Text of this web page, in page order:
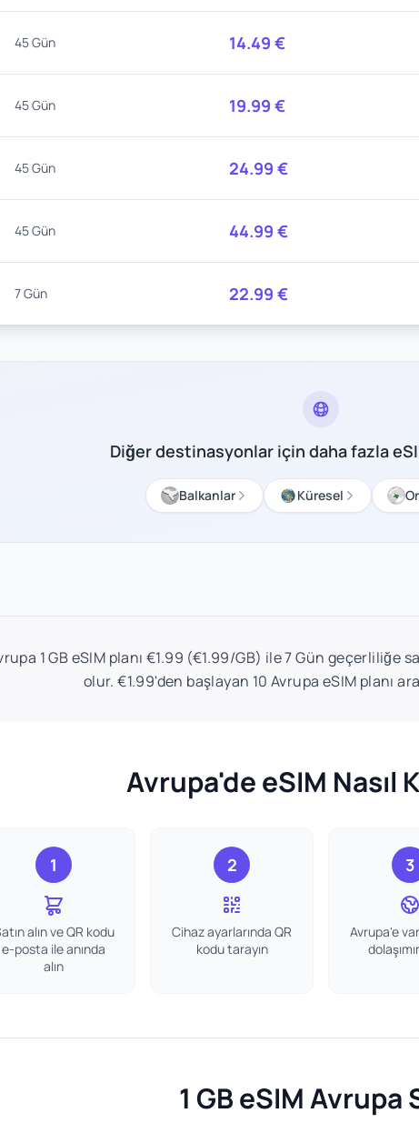
45 Gün 14.49 €
45 Gün 19.99 €
45 Gün 24.99 €
45 Gün 44.99 €
7 Gün 22.99 €
Diğer destinasyonlar için daha fazla
Balkanlar Küresel
1 GB eSIM planı €1.99 (€1.99/GB) ile 7 Gün geçerliliğe
olur. €1.99'den başlayan 10 Avrupa eSIM planı
Avrupa'de eSIM Nasıl
1
alın ve QR kodu
e-posta ile anında
alın
2
Cihaz ayarlarında QR
kodu tarayın
3
Avrupa'e
1 GB eSIM Avrupa